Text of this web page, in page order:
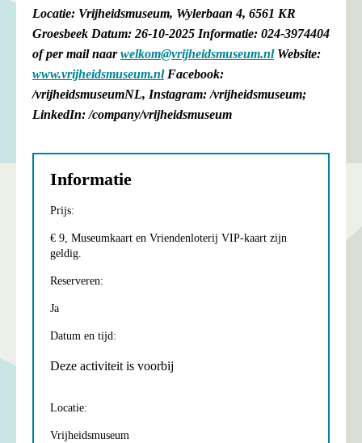
Locatie: Vrijheidsmuseum, Wylerbaan 4, 6561 KR
Groesbeek Datum: 26-10-2025 Informatie: 024-3974404
of per mail naarwelkom@vrijheidsmuseum.nl Website:
www.vrijheidsmuseum.nl Facebook:
/vrijheidsmuseumNL, Instagram: /vrijheidsmuseum;
LinkedIn: /company/vrijheidsmuseum
Informatie
Prijs:
€ 9, Museumkaart en Vriendenloterij VIP-kaart zijn
geldig.
Reserveren:
Ja
Datum en tijd:
Deze activiteit is voorbij
Locatie:
Vrijheidsmuseum